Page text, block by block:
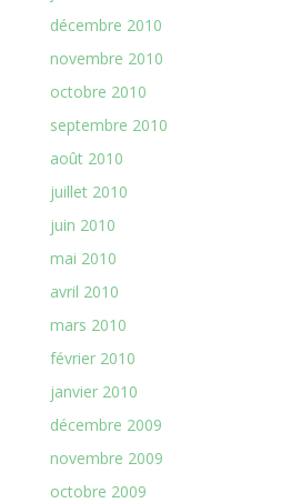
décembre 2010
novembre 2010
octobre 2010
septembre 2010
août 2010
juillet 2010
juin 2010
mai 2010
avril 2010
mars 2010
février 2010
janvier 2010
décembre 2009
novembre 2009
octobre 2009